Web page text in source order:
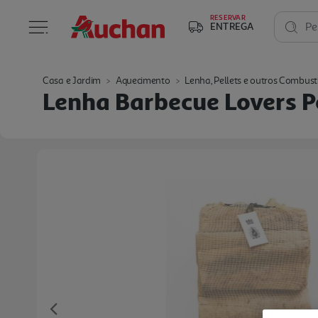
RESERVAR
ENTREGA
Casa e Jardim Aquecimento Lenha, Pellets e outros
Lenha Barbecue Lovers